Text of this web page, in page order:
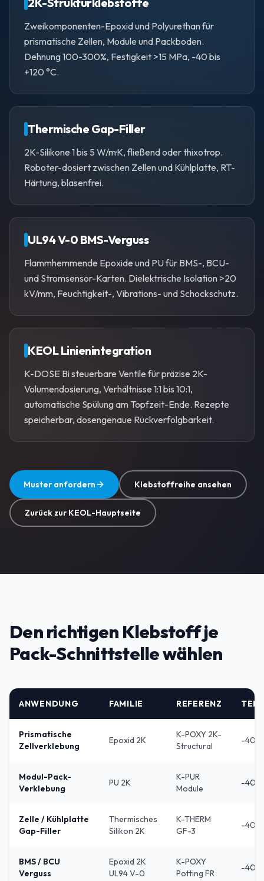
Zweikomponenten-Epoxid und Polyurethan für
prismatische Zellen, Module und Packboden.
Dehnung 100-300%, Festigkeit >15 MPa, -40 bis
+120 °C.
Thermische Gap-Filler
2K-Silikone 1 bis 5 W/m·K, fließend oder thixotrop.
Roboter-dosiert zwischen Zellen und Kühlplatte, RT-
Härtung, blasenfrei.
UL94 V-0 BMS-Verguss
Flammhemmende Epoxide und PU für BMS-, BCU-
und Stromsensor-Karten. Dielektrische Isolation >20
kV/mm, Feuchtigkeit-, Vibrations- und Schockschutz.
KEOL Linienintegration
K-DOSE Bi steuerbare Ventile für präzise 2K-
Volumendosierung, Verhältnisse 1:1 bis 10:1,
automatische Spülung am Topfzeit-Ende. Rezepte
speicherbar, dosengenaue Rückverfolgbarkeit.
Muster anfordern Klebstoffreihe ansehen
Zurück zur KEOL-Hauptseite
Den richtigen Klebstoff je
Pack-Schnittstelle wählen
ANWENDUNG FAMILIE REFERENZ
Prismatische
Zellverklebung
Epoxid 2K
K-POXY 2K-
Structural
-40 /
Modul-Pack-
Verklebung
PU 2K
K-PUR
Module
-40 /
Zelle / Kühlplatte
Gap-Filler
Thermisches
Silikon 2K
K-THERM
GF-3
-40 /
BMS / BCU
Verguss
Epoxid 2K
UL94 V-0
K-POXY
Potting FR
-40 /